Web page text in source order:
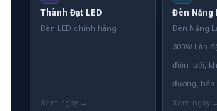
Thành Đạt LED
Đèn LED chính hãng
Đèn Năng
Đèn Năng
300W Lắp
điện lưới,
đường, bảo